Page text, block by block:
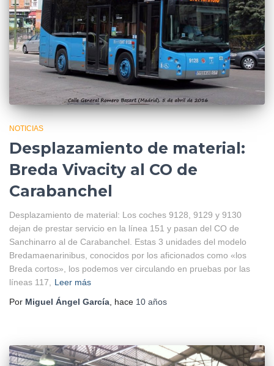
NOTICIAS
Desplazamiento de material:
Breda Vivacity al CO de
Carabanchel
Desplazamiento de material: Los coches 9128, 9129 y 9130
dejan de prestar servicio en la línea 151 y pasan del CO de
Sanchinarro al de Carabanchel. Estas 3 unidades del modelo
Bredamaenarinibus, conocidos por los aficionados como «los
Breda cortos», los podemos ver circulando en pruebas por las
líneas 117, Leer más
Por Miguel Ángel García, hace 10 años